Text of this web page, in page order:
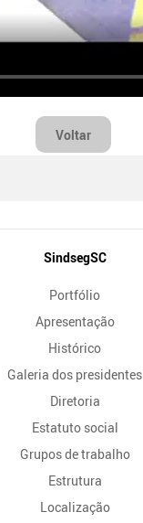
Voltar
SindsegSC
Portfólio
Apresentação
Histórico
Galeria dos presidentes
Diretoria
Estatuto social
Grupos de trabalho
Estrutura
Localização